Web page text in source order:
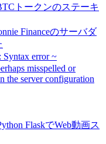
トークンのステーキ
Financeのサーバダ
error ~
misspelled or
the server configuration
FlaskでWeb動画ス